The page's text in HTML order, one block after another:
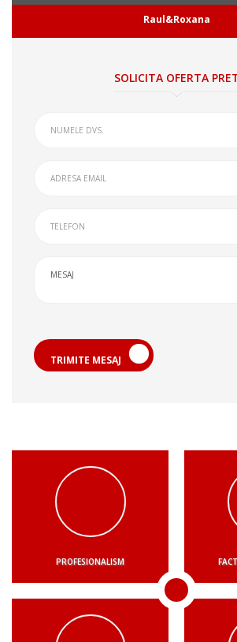
Raul&Roxana
SOLICITA OFERTA
TRIMITE MESAJ
PROFESIONALISM